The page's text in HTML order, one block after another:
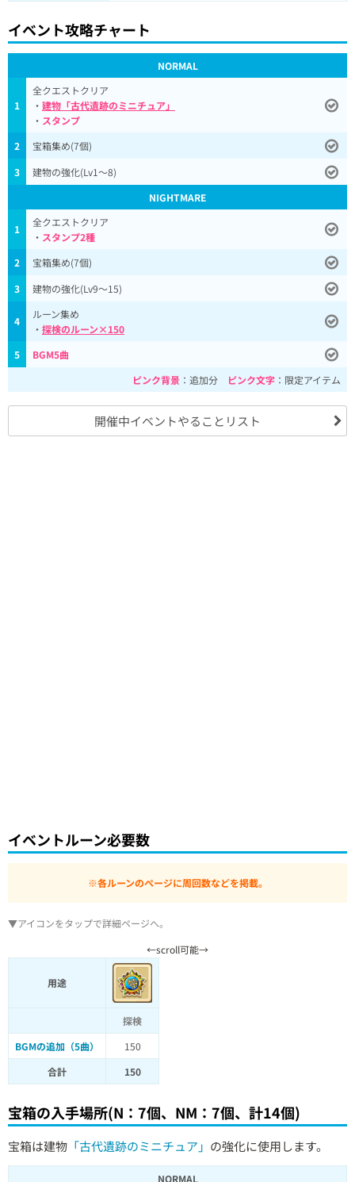
イベント攻略チャート
NORMAL
1
全クエストクリア
・ 建物「古代遺跡のミニチュア」
・ スタンプ
2
宝箱集め(7個)
3
建物の強化(Lv1～8)
NIGHTMARE
1
全クエストクリア
・ スタンプ2種
2
宝箱集め(7個)
3
建物の強化(Lv9～15)
4
ルーン集め
・ 探検のルーン×150
5
BGM5曲
ピンク背景 ：追加分 ピンク文字 ：限定アイテム
開催中イベントやることリスト
イベントルーン必要数
※各ルーンのページに周回数などを掲載。
▼アイコンをタップで詳細ページへ。
用途
探検
BGMの追加（5曲）
150
合計
150
宝箱の入手場所(N：7個、NM：7個、計14個)
宝箱は建物 「古代遺跡のミニチュア」 の強化に使用します。
NORMAL